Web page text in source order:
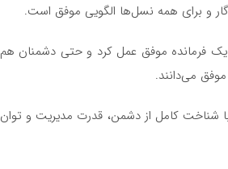
و برای همه نسل‌ها الگویی موفق است.
فرمانده موفق عمل کرد و حتی دشمنان هم
می‌دانند.
شناخت کامل از دشمن، قدرت مدیریت و توان